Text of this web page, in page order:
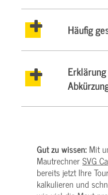
Häufig
Gut zu wissen: Mit
MautrechnerSVG
bereits jetzt Ihre
kalkulieren und